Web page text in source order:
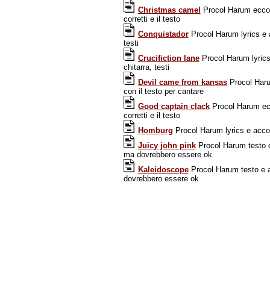
Christmas camel
Procol Harum
corretti e il testo
ConquistadorProcol Harum lyrics e
testi
Crucifiction laneProcol Harum
chitarra, testi
Devil came from kansasProcol
con il testo per cantare
Good captain clackProcol Harum
corretti e il testo
Homburg Procol Harum lyrics e
Juicy john pinkProcol Harum testo
ma dovrebbero essere ok
KaleidoscopeProcol Harum testo e
dovrebbero essere ok